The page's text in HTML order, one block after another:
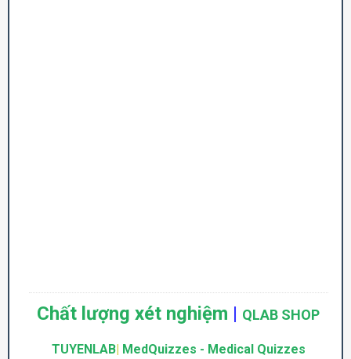
Chất lượng xét nghiệm | QLAB SHOP
TUYENLAB| MedQuizzes - Medical Quizzes